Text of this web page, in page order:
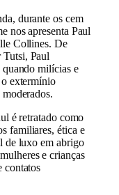
durante os cem
nos apresenta Paul
Collines. De
Tutsi, Paul
quando milícias e
o extermínio
é retratado como
familiares, ética e
de luxo em abrigo
e crianças
contatos